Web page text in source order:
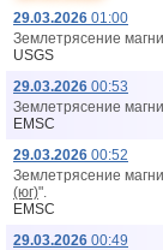
29.03.2026 01:00
Землетрясение
USGS
29.03.2026 00:53
Землетрясение
EMSC
29.03.2026 00:52
Землетрясение
(юг)".
EMSC
29.03.2026 00:49